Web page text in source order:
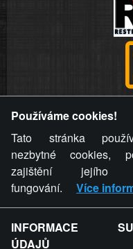
videa a komentáře.
stránky týče, ani osoba,
stránku, nemůže z
komentáře pro výše
provozovateli stránky
ZVRÁCENÝ.CZ -
Používáme cookies!
Tato stránka
nezbytné cookies,
zajištění jejího
fungování.
Více
INFORMACE
ÚDAJŮ